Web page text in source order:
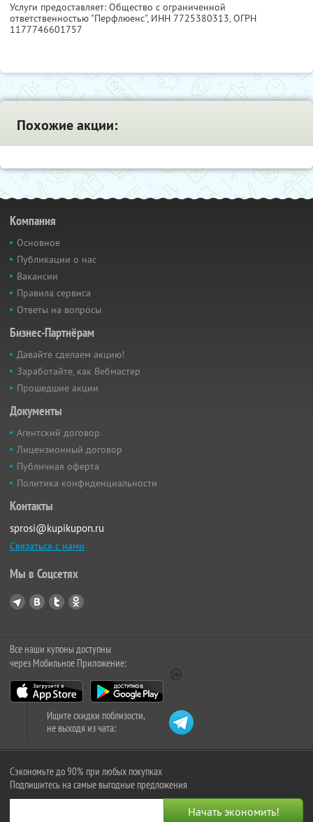
Услуги предоставляет: Общество с ограниченной
ответственностью "Перфлюенс", ИНН 7725380313, ОГРН
1177746601757
Похожие акции:
Компания
Основное
Публикации о нас
Вакансии
Правила сервиса
Ответы на вопросы
Бизнес-Партнёрам
Давайте сделаем акцию!
Заработайте, как Вебмастер
Прошедшие акции
Документы
Агентский договор
Лицензионный договор
Публичная оферта
Политика конфиденциальности
Контакты
sprosi@kupikupon.ru
Связаться с нами
Мы в Соцсетях
Все наши купоны доступны
через Мобильное Приложение:
Ищите скидки поблизости,
не выходя из чата:
Сэкономьте до 90% при любых покупках
Подпишитесь на самые выгодные предложения